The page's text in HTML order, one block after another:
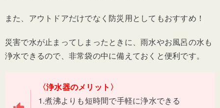
また、アウトドアだけでなく防災用としてもおすすめ！
災害で水が止まってしまったときに、雨水やお風呂の水も
浄水できるので、非常袋の中に備えておくと便利です。
〈浄水器のメリット〉
1.煮沸よりも短時間で手軽に浄水できる